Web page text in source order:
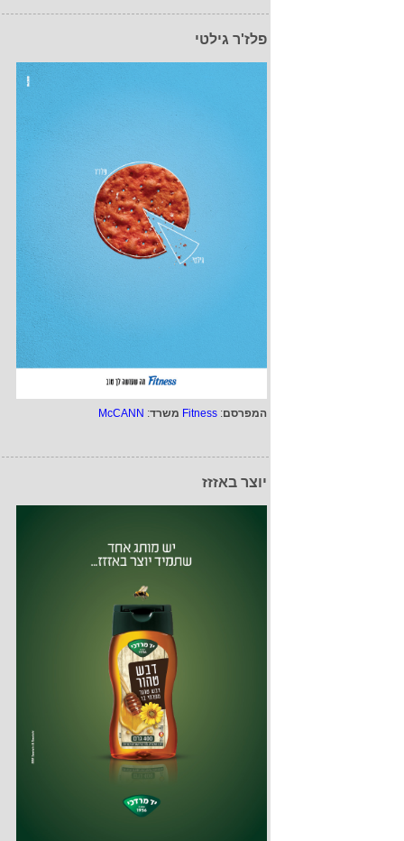
פלז'ר גילטי
המפרסם:
Fitness משרד:
McCANN
יוצר באזזז